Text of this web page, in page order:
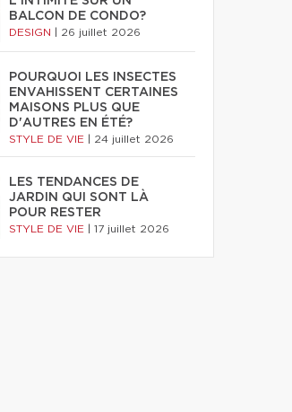
BALCON DE CONDO?
DESIGN 26 juillet 2026
POURQUOI LES INSECTES
ENVAHISSENT CERTAINES
MAISONS PLUS QUE
D'AUTRES EN ÉTÉ?
STYLE DE VIE 24 juillet 2026
LES TENDANCES DE
JARDIN QUI SONT LÀ
POUR RESTER
STYLE DE VIE 17 juillet 2026